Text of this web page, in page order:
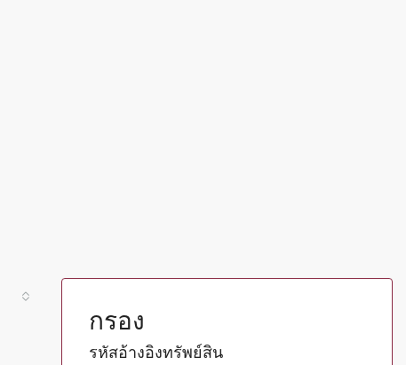
กรอง
รหัสอ้างอิงทรัพย์สิน